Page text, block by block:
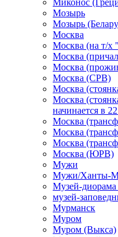
Миконос
Мозырь
Мозырь
Москва
Москва (на т/
Москва
Москва
Москва (СРВ)
Москва
Москва
начинается в
Москва
Москва
Москва
Москва (ЮРВ)
Мужи
Мужи/Ханты-
Музей-
музей-
Мурманск
Муром
Муром (Выкса)